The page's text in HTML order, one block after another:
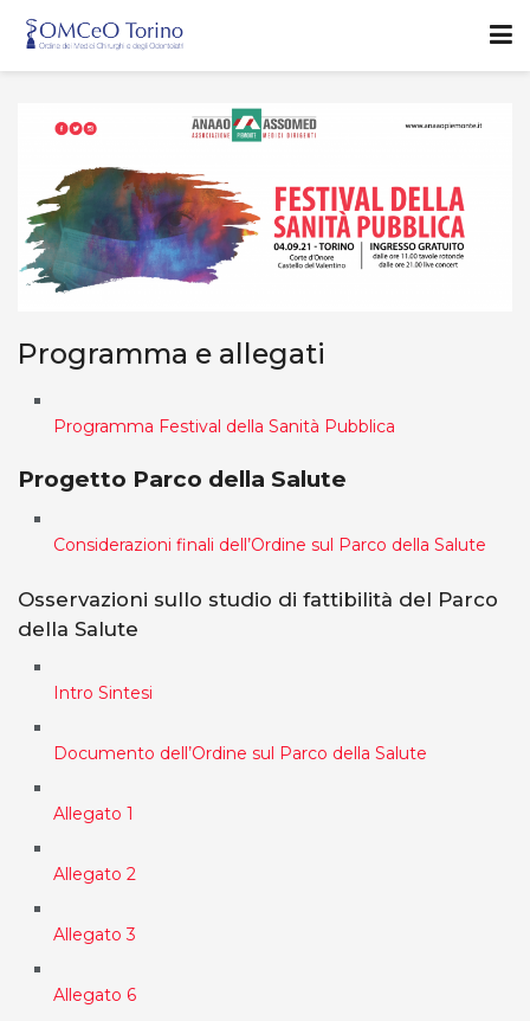
Programma e allegati
Programma Festival della Sanità Pubblica
Progetto Parco della Salute
Considerazioni finali dell’Ordine sul Parco della Salute
Osservazioni sullo studio di fattibilità del Parco
della Salute
Intro Sintesi
Documento dell’Ordine sul Parco della Salute
Allegato 1
Allegato 2
Allegato 3
Allegato 6